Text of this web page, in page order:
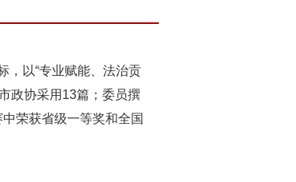
，以“专业赋能、法治贡
政协采用13篇；委员撰
荣获省级一等奖和全国